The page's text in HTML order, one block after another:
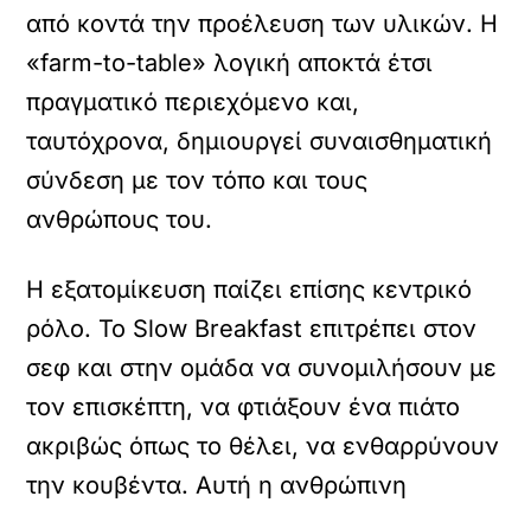
από κοντά την προέλευση των υλικών. Η
«farm-to-table» λογική αποκτά έτσι
πραγματικό περιεχόμενο και,
ταυτόχρονα, δημιουργεί συναισθηματική
σύνδεση με τον τόπο και τους
ανθρώπους του.
Η εξατομίκευση παίζει επίσης κεντρικό
ρόλο. Το Slow Breakfast επιτρέπει στον
σεφ και στην ομάδα να συνομιλήσουν με
τον επισκέπτη, να φτιάξουν ένα πιάτο
ακριβώς όπως το θέλει, να ενθαρρύνουν
την κουβέντα. Αυτή η ανθρώπινη